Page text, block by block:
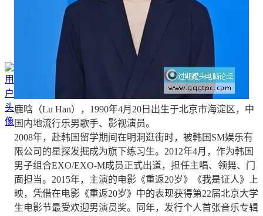
鹿晗（Lu Han），1990年4月20日出生于北京市海淀区，中
国内地流行乐男歌手、影视演员。
2008年，赴韩国留学期间在明洞逛街时，被韩国SM娱乐有
限公司的星探发掘成为旗下练习生。2012年4月，作为韩国
男子组合EXO/EXO-M成员正式出道，担任主唱、领舞、门
面担当。2015年，主演的电影《重返20岁》《我是证人》上
映，凭借在电影《重返20岁》中的表现获得第22届北京大学
生电影节最受欢迎男演员奖。同年，发行个人首张音乐专辑